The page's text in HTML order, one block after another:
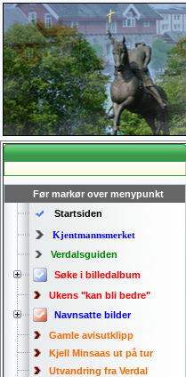
Før markør over menypunkt
Startsiden
Kjentmannsmerket
Verdalsguiden
Søke i billedalbum
Ukens "kan bli bedre"
Navnsatte bilder
Gamle avisutklipp
Kjell Minsaas ut på tur
Utvandring fra Verdal